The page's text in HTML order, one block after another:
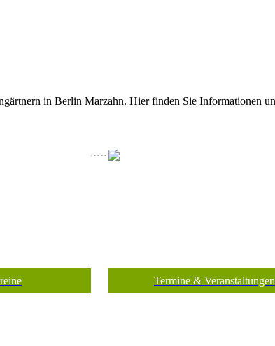
in Berlin Marzahn. Hier finden Sie Informationen
Termine & Veranstaltungen